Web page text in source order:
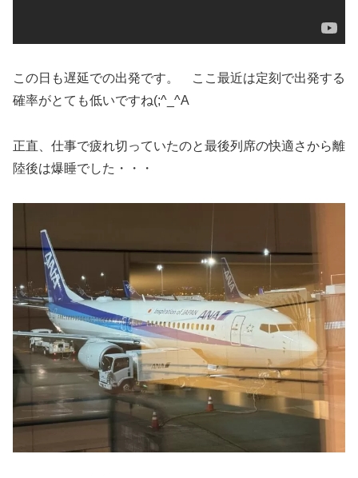
この日も遅延での出発です。 ここ最近は定刻で出発する
確率がとても低いですね(;^_^A
正直、仕事で疲れ切っていたのと最後列席の快適さから離
陸後は爆睡でした・・・